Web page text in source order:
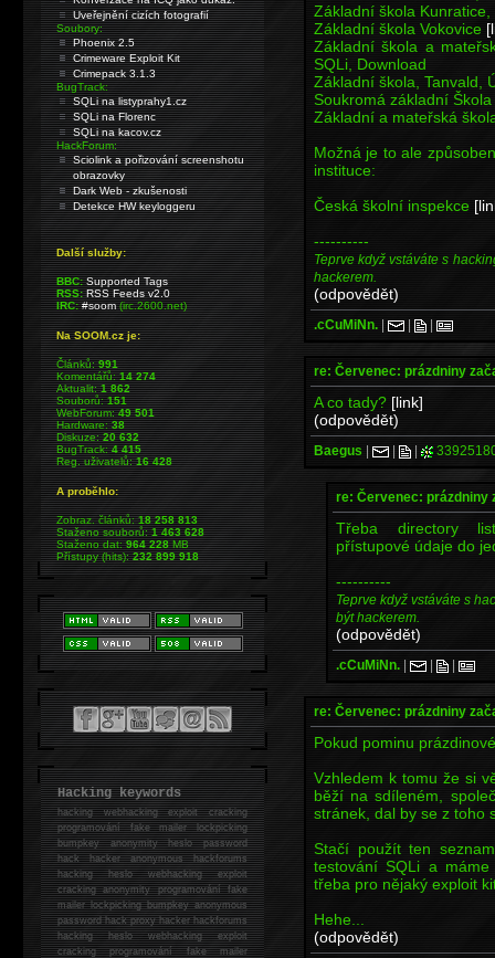
Základní škola
Základní škola Vokovice
Základní škola a
SQLi, Download
Základní škola, Tanvald,
Soukromá základní
Základní a mateřská
Možná je to ale
instituce:
Česká školní inspekce
----------
Teprve když vstáváte s
hackerem.
(odpovědět)
.cCuMiNn. | | |
re: Červenec: prázdniny
A co tady? [link]
(odpovědět)
Baegus | | |
re: Červenec: prázdniny
Třeba directory
přístupové údaje do
----------
Teprve když vstáváte s
být hackerem.
(odpovědět)
.cCuMiNn. | | |
re: Červenec: prázdniny
Pokud pominu
Vzhledem k tomu že si
běží na sdíleném,
stránek, dal by se z toho
Stačí použít ten
testování SQLi a
třeba pro nějaký exploit
Hehe...
(odpovědět)
Uveřejnění cizích fotografií
Soubory:
Phoenix 2.5
Crimeware Exploit Kit
Crimepack 3.1.3
BugTrack:
SQLi na listyprahy1.cz
SQLi na Florenc
SQLi na kacov.cz
HackForum:
Sciolink a pořizování screenshotu
obrazovky
Dark Web - zkušenosti
Detekce HW keyloggeru
Další služby:
BBC: Supported Tags
RSS: RSS Feeds v2.0
IRC: #soom(irc.2600.net)
Na SOOM.cz je:
Článků:991
Komentářů:14 274
Aktualit:1 862
Souborů:151
WebForum:49 501
Hardware:38
Diskuze:20 632
BugTrack:4 415
Reg. uživatelů:16 428
A proběhlo:
Zobraz. článků:18 258 813
Staženo souborů:1 463 628
Staženo dat:964 228MB
Přístupy (hits):232 899 918
Hacking keywords
hackingwebhacking exploit cracking
programování fake mailer lockpicking
bumpkey anonymity heslo password
hackhacker anonymous hackforums
hackingheslo webhacking exploit
cracking anonymity programování fake
mailer lockpicking bumpkey anonymous
password hack proxy hacker hackforums
hacking heslo webhacking exploit
cracking programování fake mailer